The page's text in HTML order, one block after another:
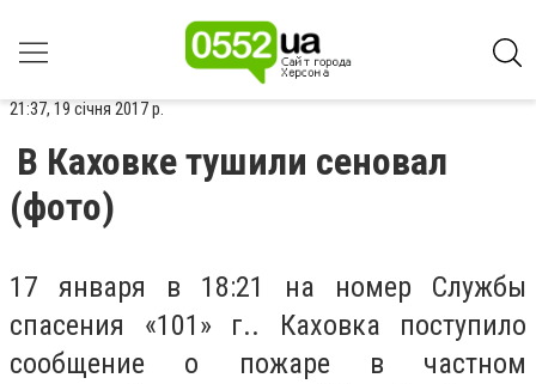
21:37, 19 січня 2017 р.
В Каховке тушили сеновал
(фото)
17 января в 18:21 на номер Службы
спасения «101» г.. Каховка поступило
сообщение о пожаре в частном